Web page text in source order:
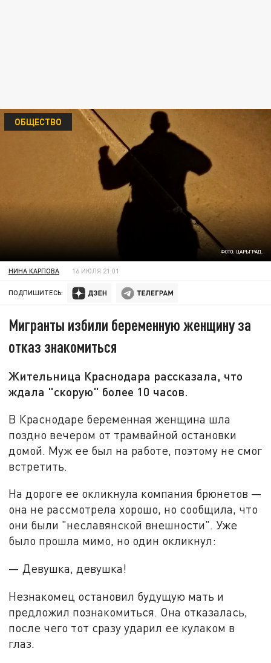
ФОТО: ЦАРЬГРАД.
ОБЩЕСТВО
НИНА КАРПОВА 16 ИЮЛЯ 21:01
ПОДПИШИТЕСЬ:
Мигранты избили беременную женщину за
отказ знакомиться
Жительница Краснодара рассказала, что
ждала "скорую" более 10 часов.
В Краснодаре беременная женщина шла
поздно вечером от трамвайной остановки
домой. Муж ее был на работе, поэтому не смог
встретить.
На дороге ее окликнула компания брюнетов —
она не рассмотрела хорошо, но сообщила, что
они были "неславянской внешности". Уже
было прошла мимо, но один окликнул:
— Девушка, девушка!
Незнакомец остановил будущую мать и
предложил познакомиться. Она отказалась,
после чего тот сразу ударил ее кулаком в
глаз.